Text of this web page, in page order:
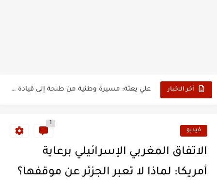
أخر الاخبار علي يعتة: مسيرة وطنية من طنجة إلى قيادة اليسار المغربي
فيديو
1
الاتفاق المغربي الإسرائيلي برعاية
أمريكا: لماذا لا تعبر الجزئر عن موقفها؟